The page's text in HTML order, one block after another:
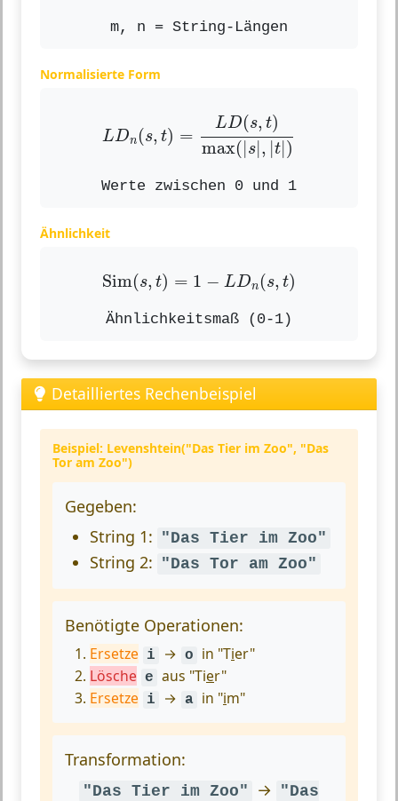
m, n = String-Längen
Normalisierte Form
LDn (s, t) =
L D(s, t)
max( s| , t| )
D( s, )max
Werte zwischen 0 und 1
Ähnlichkeit
Sim(s, t) = 1 − LDn (s, t)
Sim ( ,t =1 LDn (s t)
Ähnlichkeitsmaß (0-1)
Detailliertes Rechenbeispiel
Beispiel: Levenshtein("Das Tier im Zoo", "Das
Tor am Zoo")
Gegeben:
String 1: "Das Tier im Zoo"
String 2: "Das Tor am Zoo"
Benötigte Operationen:
Ersetze i → o in "Tier"
Lösche e aus "Tier"
Ersetze
i → a in "im"
Transformation:
"Das Tier im Zoo" → "Das